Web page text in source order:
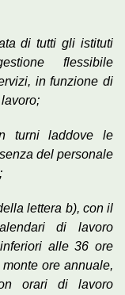
di tutti gli istituti
flessibile
in funzione di
turni laddove le
del personale
lettera b), con il
di lavoro
alle 36 ore
ore annuale,
orari di lavoro